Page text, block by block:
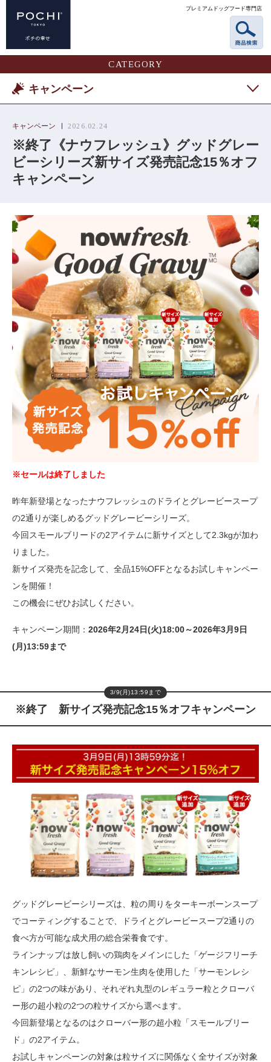
プレミアムドッグフード専門店
CATEGORY
キャンペーン
キャンペーン 2026.02.24
※終了《ナウフレッシュ》グッドグレー
ビーシリーズ新サイズ発売記念15％オフ
キャンペーン
※セールは終了しました
昨年新登場となったナウフレッシュのドライとグレービースープ
の2通りが楽しめるグッドグレービーシリーズ。
今回スモールブリードの2アイテムに新サイズとして2.3kgが加わ
りました。
新サイズ発売を記念して、全品15%OFFとなるお試しキャンペー
ンを開催！
この機会にぜひお試しください。
キャンペーン期間： 2026年2月24日(火)18:00～2026年3月9日
(月)13:59まで
3/9(月)13:59まで
※終了 新サイズ発売記念15％オフキャンペーン
グッドグレービーシリーズは、粒の周りをターキーボーンスープ
でコーティングすることで、ドライとグレービースープ2通りの
食べ方が可能な成犬用の総合栄養食です。
ラインナップは放し飼いの鶏肉をメインにした「ゲージフリーチ
キンレシピ」、新鮮なサーモン生肉を使用した「サーモンレシ
ピ」の2つの味があり、それぞれ丸型のレギュラー粒とクローバ
ー形の超小粒の2つの粒サイズから選べます。
今回新登場となるのはクローバー形の超小粒「スモールブリー
ド」の2アイテム。
お試しキャンペーンの対象は粒サイズに関係なく全サイズが対象